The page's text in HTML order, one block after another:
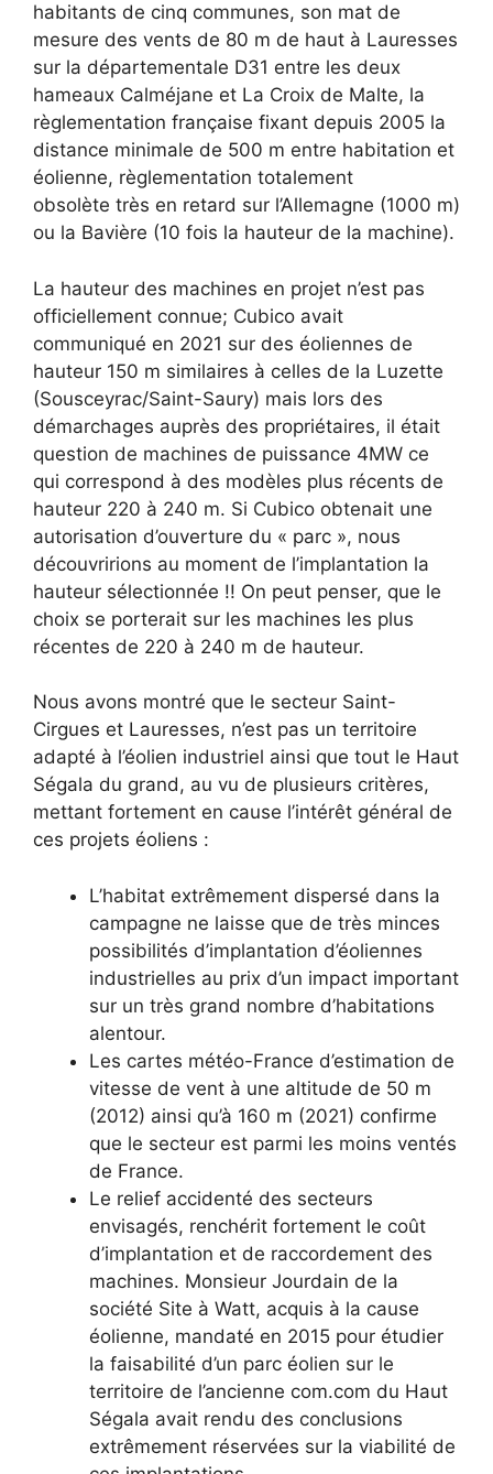
habitants de cinq communes, son mat de
mesure des vents de 80 m de haut à Lauresses
sur la départementale D31 entre les deux
hameaux Calméjane et La Croix de Malte, la
règlementation française fixant depuis 2005 la
distance minimale de 500 m entre habitation et
éolienne, règlementation totalement
obsolète très en retard sur l’Allemagne (1000 m)
ou la Bavière (10 fois la hauteur de la machine).
La hauteur des machines en projet n’est pas
officiellement connue; Cubico avait
communiqué en 2021 sur des éoliennes de
hauteur 150 m similaires à celles de la Luzette
(Sousceyrac/Saint-Saury) mais lors des
démarchages auprès des propriétaires, il était
question de machines de puissance 4MW ce
qui correspond à des modèles plus récents de
hauteur 220 à 240 m. Si Cubico obtenait une
autorisation d’ouverture du « parc », nous
découvririons au moment de l’implantation la
hauteur sélectionnée !! On peut penser, que le
choix se porterait sur les machines les plus
récentes de 220 à 240 m de hauteur.
Nous avons montré que le secteur Saint-
Cirgues et Lauresses, n’est pas un territoire
adapté à l’éolien industriel ainsi que tout le Haut
Ségala du grand, au vu de plusieurs critères,
mettant fortement en cause l’intérêt général de
ces projets éoliens :
L’habitat extrêmement dispersé dans la
campagne ne laisse que de très minces
possibilités d’implantation d’éoliennes
industrielles au prix d’un impact important
sur un très grand nombre d’habitations
alentour.
Les cartes météo-France d’estimation de
vitesse de vent à une altitude de 50 m
(2012) ainsi qu’à 160 m (2021) confirme
que le secteur est parmi les moins ventés
de France.
Le relief accidenté des secteurs
envisagés, renchérit fortement le coût
d’implantation et de raccordement des
machines. Monsieur Jourdain de la
société Site à Watt, acquis à la cause
éolienne, mandaté en 2015 pour étudier
la faisabilité d’un parc éolien sur le
territoire de l’ancienne com.com du Haut
Ségala avait rendu des conclusions
extrêmement réservées sur la viabilité de